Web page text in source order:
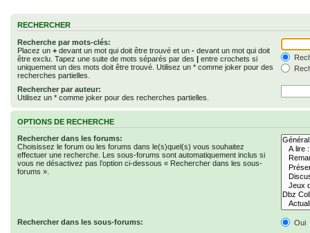
RECHERCHER
Recherche par mots-clés:
Placez un + devant un mot qui doit être trouvé et un - devant un mot qui doit
être exclu. Tapez une suite de mots séparés par des | entre crochets si
uniquement un des mots doit être trouvé. Utilisez un * comme joker pour des
recherches partielles.
Rechercher par auteur:
Utilisez un * comme joker pour des recherches partielles.
OPTIONS DE RECHERCHE
Rechercher dans les forums:
Choisissez le forum ou les forums dans le(s)quel(s) vous souhaitez
effectuer une recherche. Les sous-forums sont automatiquement inclus si
vous ne désactivez pas l’option ci-dessous « Rechercher dans les sous-
forums ».
Rechercher dans les sous-forums:
Oui